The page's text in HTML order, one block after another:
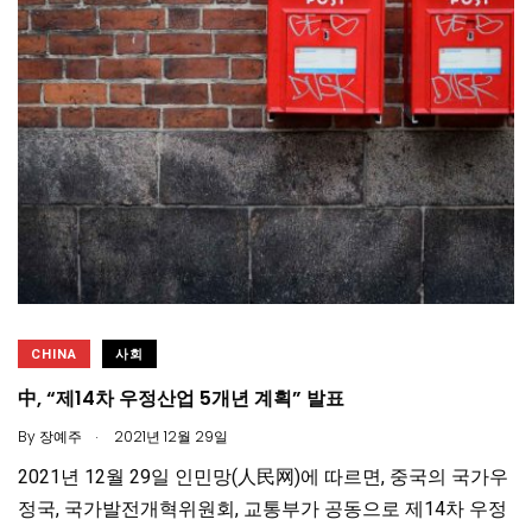
CHINA 사회
中, “제14차 우정산업 5개년 계획” 발표
By 장예주 . 2021년 12월 29일
2021년 12월 29일 인민망(人民网)에 따르면, 중국의 국가우
정국, 국가발전개혁위원회, 교통부가 공동으로 제14차 우정